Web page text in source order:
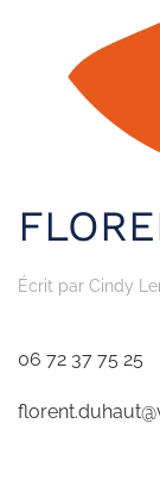
Écrit par Cindy
06 72 37 75 25